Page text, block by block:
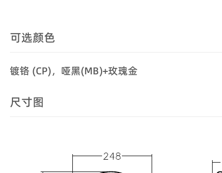
可选颜色
镀铬 (CP)，哑黑(MB)+玫瑰金
尺寸图